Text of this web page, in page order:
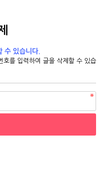
수 있습니다.
호를 입력하여 글을 삭제할 수 있습